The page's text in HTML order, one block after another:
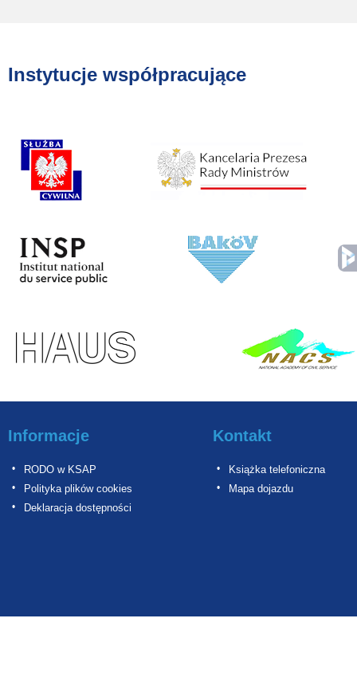
Instytucje współpracujące
Informacje
RODO w KSAP
Polityka plików cookies
Deklaracja dostępności
Kontakt
Książka telefoniczna
Mapa dojazdu